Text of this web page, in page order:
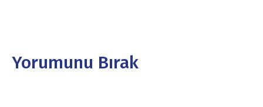
Yorumunu Bırak